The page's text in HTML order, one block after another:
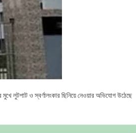
মুখে লুটপাট ও স্বর্ণালংকার ছিনিয়ে নেওয়ার অভিযোগ উঠেছে